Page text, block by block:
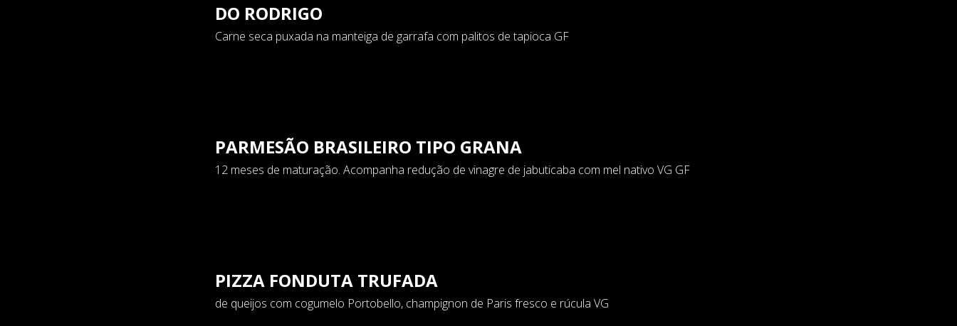
DO RODRIGO
Carne seca puxada na manteiga de garrafa com palitos de tapioca GF
PARMESÃO BRASILEIRO TIPO GRANA
12 meses de maturação. Acompanha redução de vinagre de jabuticaba com mel nativo VG GF
PIZZA FONDUTA TRUFADA
de queijos com cogumelo Portobello, champignon de Paris fresco e rúcula VG